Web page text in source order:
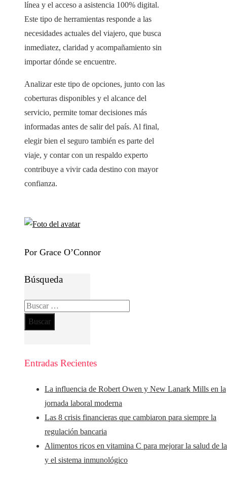
línea y el acceso a asistencia 100% digital.
Este tipo de herramientas responde a las
necesidades actuales del viajero, que busca
inmediatez, claridad y acompañamiento sin
importar dónde se encuentre.
Analizar este tipo de opciones, junto con las
coberturas disponibles y el alcance del
servicio, permite tomar decisiones más
informadas antes de salir del país. Al final,
elegir bien el seguro también es parte del
viaje, y contar con un respaldo experto
contribuye a vivir cada destino con mayor
confianza.
Por Grace O’Connor
Búsqueda
Buscar:
Entradas Recientes
La influencia de Robert Owen y New Lanark Mills en la
jornada laboral moderna
Las 8 crisis financieras que cambiaron para siempre la
regulación bancaria
Alimentos ricos en vitamina C para mejorar la salud de
y el sistema inmunológico